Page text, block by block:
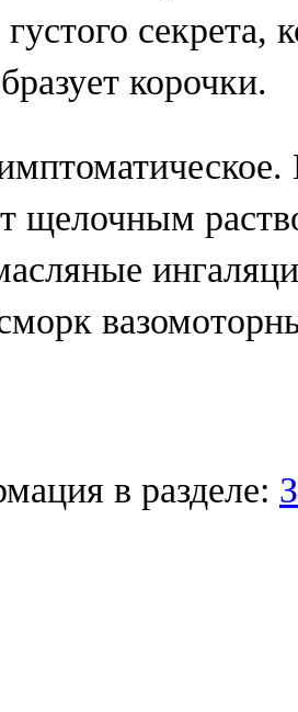
густого секрета,
корочки.
щелочным
в разделе: